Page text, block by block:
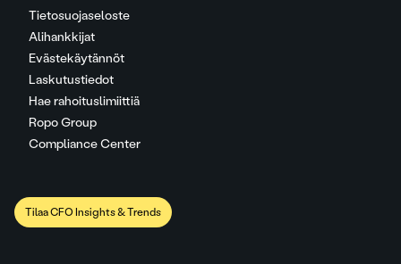
Tietosuojaseloste
Alihankkijat
Evästekäytännöt
Laskutustiedot
Hae rahoituslimiittiä
Ropo Group
Compliance Center
Tilaa CFO Insights & Trends